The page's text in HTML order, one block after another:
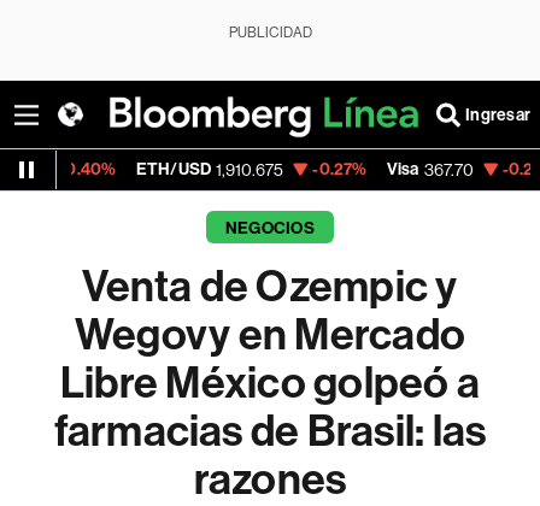
PUBLICIDAD
Ingresar
ETH/USD 1,910.675 -0.27% Visa 367.70 -0.23%
NEGOCIOS
Venta de Ozempic y
Wegovy en Mercado
Libre México golpeó a
farmacias de Brasil: las
razones